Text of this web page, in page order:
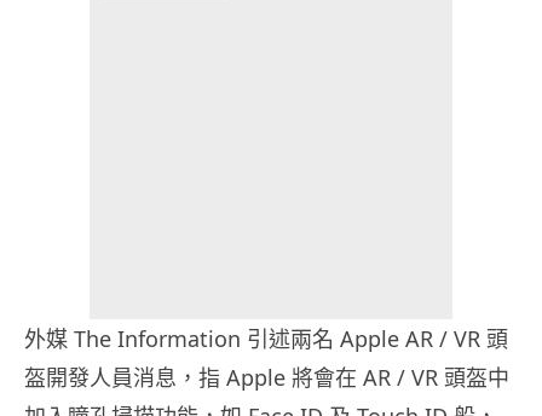
外媒 The Information 引述兩名 Apple AR / VR 頭
盔開發人員消息，指 Apple 將會在 AR / VR 頭盔中